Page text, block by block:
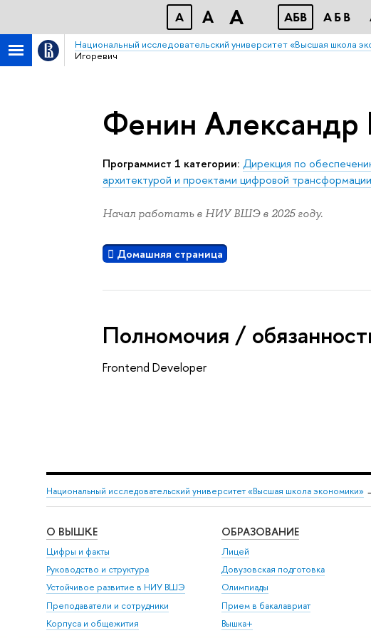
A A A АБB АБB
Национальный исследовательский университет «Высшая школа
Игоревич
Фенин Александр
Программист 1 категории: Дирекция по
архитектурой и проектами цифровой трансформации
Начал работать в НИУ ВШЭ в 2025 году.
Домашняя страница
Полномочия /
Frontend Developer
Национальный исследовательский университет «Высшая школа экономики»
О ВЫШКЕ
Цифры и факты
Руководство и структура
Устойчивое развитие в НИУ ВШЭ
Преподаватели и сотрудники
Корпуса и общежития
ОБРАЗОВАНИЕ
Лицей
Довузовская подготовка
Олимпиады
Прием в бакалавриат
Вышка+